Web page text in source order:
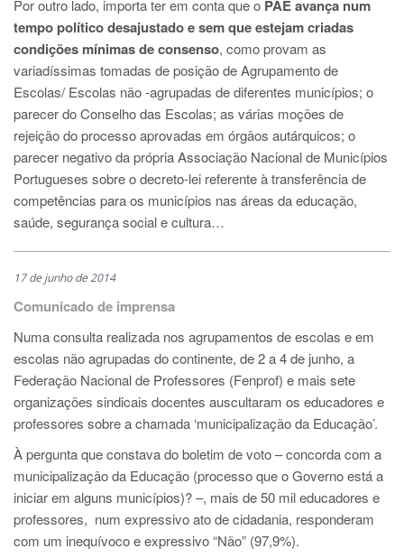
Por outro lado, importa ter em conta que o PAE avança num
tempo político desajustado e sem que estejam criadas
condições mínimas de consenso, como provam as
variadíssimas tomadas de posição de Agrupamento de
Escolas/ Escolas não -agrupadas de diferentes municípios; o
parecer do Conselho das Escolas; as várias moções de
rejeição do processo aprovadas em órgãos autárquicos; o
parecer negativo da própria Associação Nacional de Municípios
Portugueses sobre o decreto-lei referente à transferência de
competências para os municípios nas áreas da educação,
saúde, segurança social e cultura…
17 de junho de 2014
Comunicado de imprensa
Numa consulta realizada nos agrupamentos de escolas e em
escolas não agrupadas do continente, de 2 a 4 de junho, a
Federação Nacional de Professores (Fenprof) e mais sete
organizações sindicais docentes auscultaram os educadores e
professores sobre a chamada ‘municipalização da Educação’.
À pergunta que constava do boletim de voto – concorda com a
municipalização da Educação (processo que o Governo está a
iniciar em alguns municípios)? –, mais de 50 mil educadores e
professores, num expressivo ato de cidadania, responderam
com um inequívoco e expressivo “Não” (97,9%).